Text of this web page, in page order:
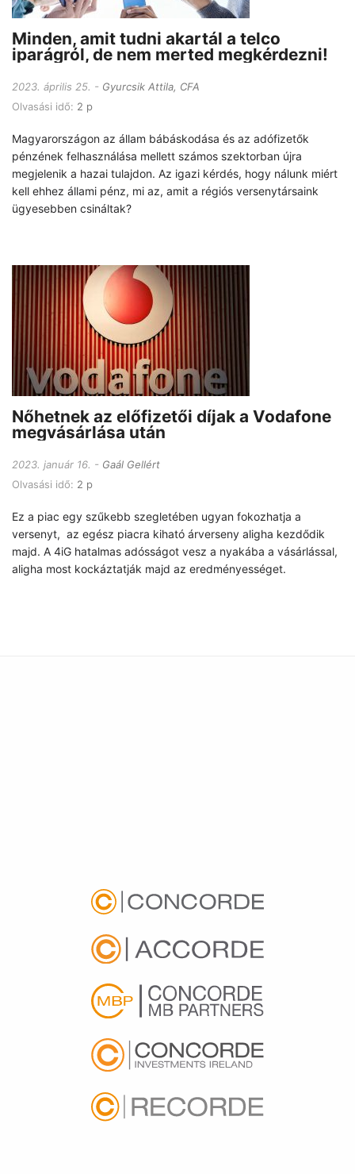
Minden, amit tudni akartál a telco
iparágról, de nem merted megkérdezni!
2023. április 25.
Gyurcsik Attila, CFA
Olvasási idő: 2 p
Magyarországon az állam bábáskodása és az adófizetők
pénzének felhasználása mellett számos szektorban újra
megjelenik a hazai tulajdon. Az igazi kérdés, hogy nálunk miért
kell ehhez állami pénz, mi az, amit a régiós versenytársaink
ügyesebben csináltak?
Nőhetnek az előfizetői díjak a Vodafone
megvásárlása után
2023. január 16.
Gaál Gellért
Olvasási idő: 2 p
Ez a piac egy szűkebb szegletében ugyan fokozhatja a
versenyt, az egész piacra kiható árverseny aligha kezdődik
majd. A 4iG hatalmas adósságot vesz a nyakába a vásárlással,
aligha most kockáztatják majd az eredményességet.